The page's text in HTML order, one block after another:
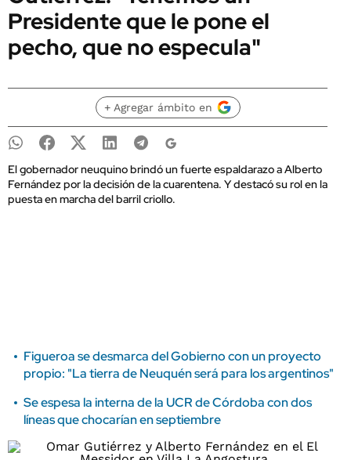
Presidente que le pone el
pecho, que no especula"
+ Agregar ámbito en
El gobernador neuquino brindó un fuerte espaldarazo a Alberto
Fernández por la decisión de la cuarentena. Y destacó su rol en la
puesta en marcha del barril criollo.
Figueroa se desmarca del Gobierno con un proyecto
propio: "La tierra de Neuquén será para los argentinos"
Se espesa la interna de la UCR de Córdoba con dos
líneas que chocarían en septiembre